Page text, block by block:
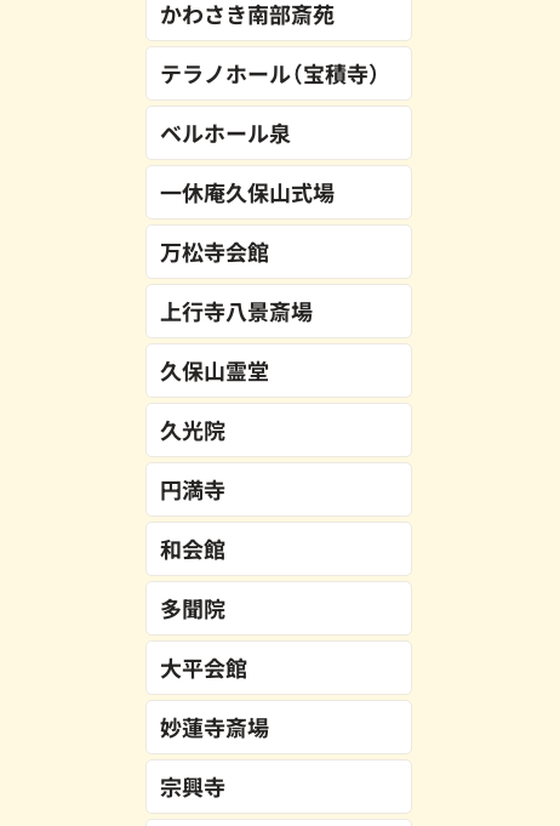
かわさき南部斎苑
テラノホール（宝積寺）
ベルホール泉
一休庵久保山式場
万松寺会館
上行寺八景斎場
久保山霊堂
久光院
円満寺
和会館
多聞院
大平会館
妙蓮寺斎場
宗興寺